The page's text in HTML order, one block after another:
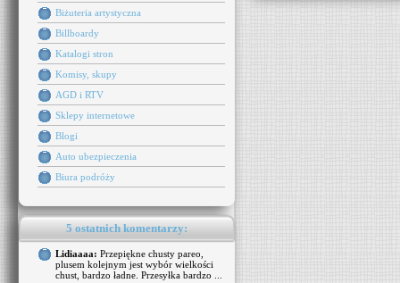
Biżuteria artystyczna
Billboardy
Katalogi stron
Komisy, skupy
AGD i RTV
Sklepy internetowe
Blogi
Auto ubezpieczenia
Biura podróży
5 ostatnich komentarzy:
Lidiaaaa: Przepiękne chusty pareo,
plusem kolejnym jest wybór wielkości
chust, bardzo ładne. Przesyłka bardzo ...